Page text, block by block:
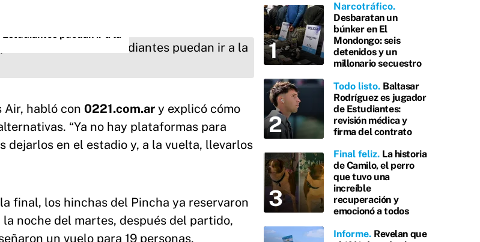
puedan ir a la
Air, habló con 0221.com.ar y explicó cómo
“Ya no hay plataformas para
dejarlos en el estadio y, a la vuelta, llevarlos
final, los hinchas del Pincha ya reservaron
noche del martes, después del partido,
un vuelo para 19 personas.
Narcotráfico
Desbaratan un
búnker en El
Mondongo: seis
detenidos y un
millonario secuestro
Todo listo Baltasar
Rodríguez es jugador
de Estudiantes:
revisión médica y
firma del contrato
Final feliz La historia
de Camilo, el perro
que tuvo una
increíble
recuperación y
emocionó a todos
Informe Revelan que